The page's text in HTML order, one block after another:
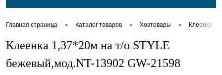
Главная страница • Каталог товаров • Хозтовары • Клеенки
Клеенка 1,37*20м на т/о STYLE
бежевый,мод.NT-13902 GW-21598